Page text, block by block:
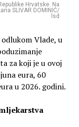
Hrvatske. Na
SLIVAR DOMINIĆ/
lsd
Vlade, u
za koji je u ovoj
eura, 60
u 2026. godini.